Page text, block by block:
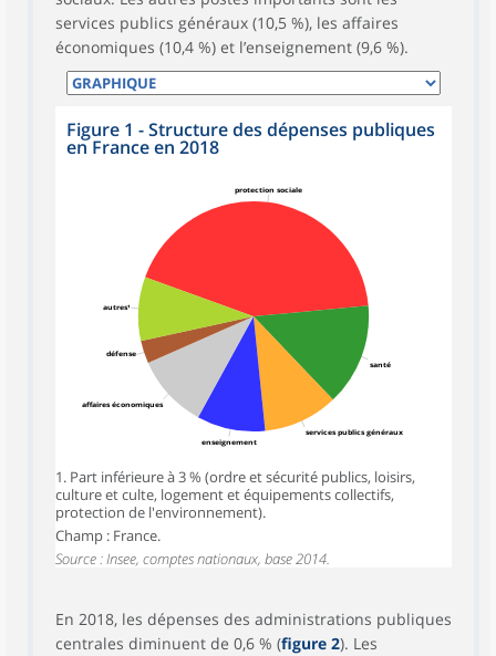
services publics généraux (10,5 %), les affaires
économiques (10,4 %) et l’enseignement (9,6 %).
Figure 1 - Structure des dépenses publiques
en France en 2018
protection sociale
santé
services publics généraux
enseignement
affaires économiques
défense
autres¹
1. Part inférieure à 3 % (ordre et sécurité publics, loisirs,
culture et culte, logement et équipements collectifs,
protection de l'environnement).
Champ : France.
Source : Insee, comptes nationaux, base 2014.
En 2018, les dépenses des administrations publiques
centrales diminuent de 0,6 % (figure 2). Les